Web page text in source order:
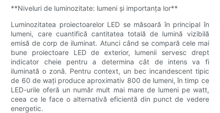
**Niveluri de luminozitate: lumeni și importanța lor**
Luminozitatea proiectoarelor LED se măsoară în principal în
lumeni, care cuantifică cantitatea totală de lumină vizibilă
emisă de corp de iluminat. Atunci când se compară cele mai
bune proiectoare LED de exterior, lumenii servesc drept
indicator cheie pentru a determina cât de intens va fi
iluminată o zonă. Pentru context, un bec incandescent tipic
de 60 de wați produce aproximativ 800 de lumeni, în timp ce
LED-urile oferă un număr mult mai mare de lumeni pe watt,
ceea ce le face o alternativă eficientă din punct de vedere
energetic.